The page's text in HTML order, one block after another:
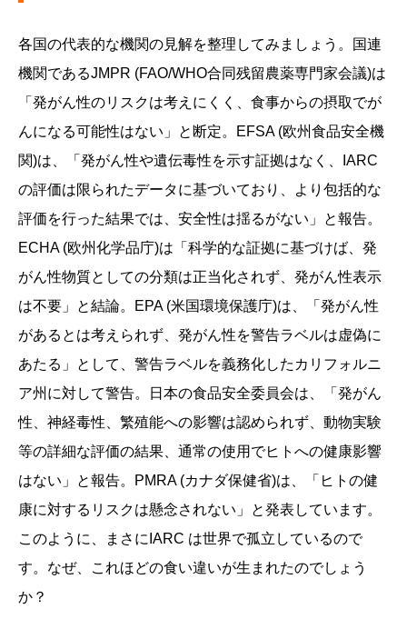
各国の代表的な機関の見解を整理してみましょう。国連
機関であるJMPR (FAO/WHO合同残留農薬専門家会議)は
「発がん性のリスクは考えにくく、食事からの摂取でが
んになる可能性はない」と断定。EFSA (欧州食品安全機
関)は、「発がん性や遺伝毒性を示す証拠はなく、IARC
の評価は限られたデータに基づいており、より包括的な
評価を行った結果では、安全性は揺るがない」と報告。
ECHA (欧州化学品庁)は「科学的な証拠に基づけば、発
がん性物質としての分類は正当化されず、発がん性表示
は不要」と結論。EPA (米国環境保護庁)は、「発がん性
があるとは考えられず、発がん性を警告ラベルは虚偽に
あたる」として、警告ラベルを義務化したカリフォルニ
ア州に対して警告。日本の食品安全委員会は、「発がん
性、神経毒性、繁殖能への影響は認められず、動物実験
等の詳細な評価の結果、通常の使用でヒトへの健康影響
はない」と報告。PMRA (カナダ保健省)は、「ヒトの健
康に対するリスクは懸念されない」と発表しています。
このように、まさにIARC は世界で孤立しているので
す。なぜ、これほどの食い違いが生まれたのでしょう
か？